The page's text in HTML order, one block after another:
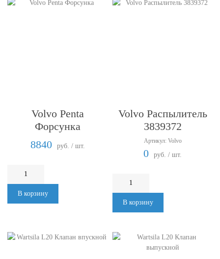
Volvo Penta
Форсунка
8840
руб. / шт.
В корзину
Volvo Распылитель
3839372
Артикул: Volvo
0 руб. / шт.
В корзину